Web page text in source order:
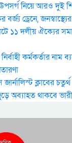
উপসর্গ নিয়ে আরও দুই
বর্জ্য ড্রেনে,
১১ দলীয় ঐক্যের
কর্মকর্তার নাম
ক্লাবের চতুর্থ
অব্যাহত থাকবে ভারী